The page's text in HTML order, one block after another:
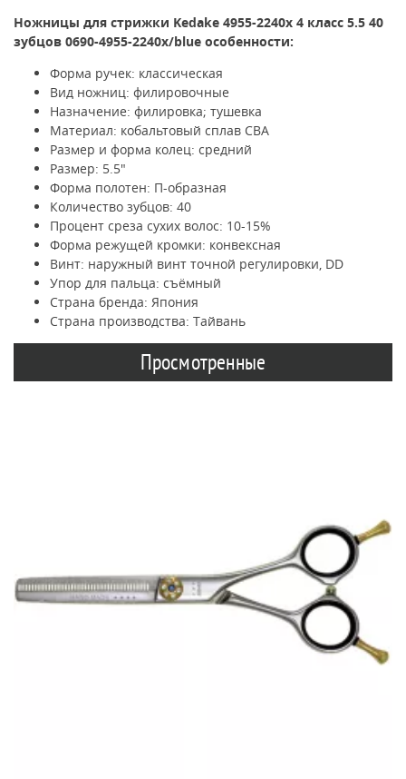
Ножницы для стрижки Kedake 4955-2240x 4 класс 5.5 40
зубцов 0690-4955-2240x/blue особенности:
Форма ручек: классическая
Вид ножниц: филировочные
Назначение: филировка; тушевка
Материал: кобальтовый сплав CBA
Размер и форма колец: средний
Размер: 5.5"
Форма полотен: П-образная
Количество зубцов: 40
Процент среза сухих волос: 10-15%
Форма режущей кромки: конвексная
Винт: наружный винт точной регулировки, DD
Упор для пальца: съёмный
Страна бренда: Япония
Страна производства: Тайвань
Просмотренные